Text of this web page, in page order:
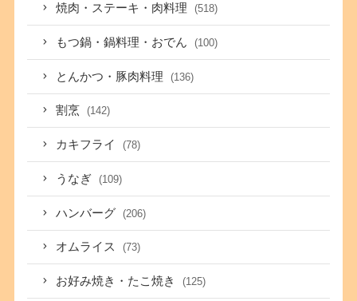
焼肉・ステーキ・肉料理 (518)
もつ鍋・鍋料理・おでん (100)
とんかつ・豚肉料理 (136)
割烹 (142)
カキフライ (78)
うなぎ (109)
ハンバーグ (206)
オムライス (73)
お好み焼き・たこ焼き (125)